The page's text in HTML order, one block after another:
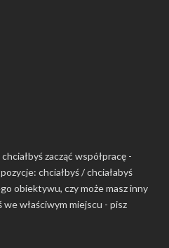
zacząć współpracę -
chciałbyś / chciałabyś
obiektywu, czy może masz inny
we właściwym miejscu - pisz